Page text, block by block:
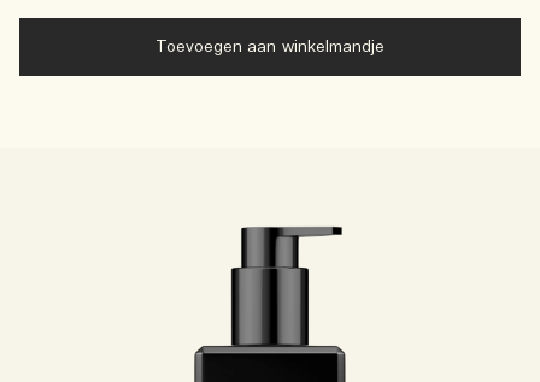
Toevoegen aan winkelmandje